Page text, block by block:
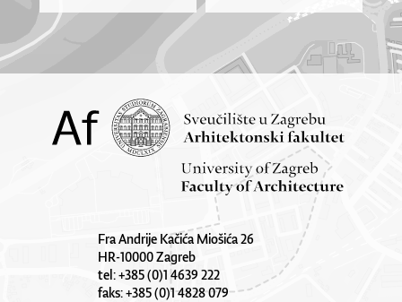
Fra Andrije Kačića Miošića 26
HR-10000 Zagreb
tel: +385 (0)1 4639 222
faks: +385 (0)1 4828 079